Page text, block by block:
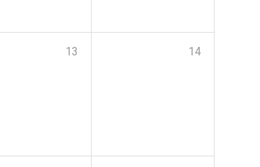
13 14